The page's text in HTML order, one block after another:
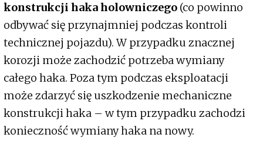
konstrukcji haka holowniczego (co powinno
odbywać się przynajmniej podczas kontroli
technicznej pojazdu). W przypadku znacznej
korozji może zachodzić potrzeba wymiany
całego haka. Poza tym podczas eksploatacji
może zdarzyć się uszkodzenie mechaniczne
konstrukcji haka – w tym przypadku zachodzi
konieczność wymiany haka na nowy.